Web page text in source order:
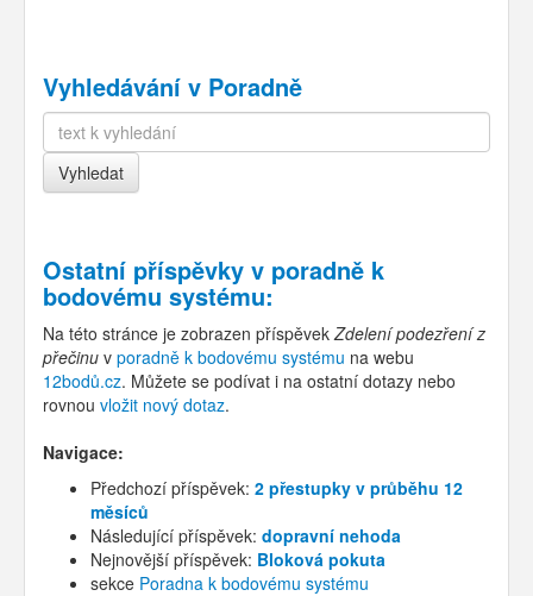
Vyhledávání v Poradně
Ostatní příspěvky v poradně k
bodovému systému:
Na této stránce je zobrazen příspěvek Zdelení podezření z
přečinu v poradně k bodovému systému na webu
12bodů.cz. Můžete se podívat i na ostatní dotazy nebo
rovnou vložit nový dotaz.
Navigace:
Předchozí příspěvek: 2 přestupky v průběhu 12
měsíců
Následující příspěvek: dopravní nehoda
Nejnovější příspěvek: Bloková pokuta
sekce Poradna k bodovému systému